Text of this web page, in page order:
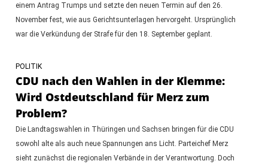
einem Antrag Trumps und setzte den neuen Termin auf den 26.
November fest, wie aus Gerichtsunterlagen hervorgeht. Ursprünglich
war die Verkündung der Strafe für den 18. September geplant.
POLITIK
CDU nach den Wahlen in der Klemme:
Wird Ostdeutschland für Merz zum
Problem?
Die Landtagswahlen in Thüringen und Sachsen bringen für die CDU
sowohl alte als auch neue Spannungen ans Licht. Parteichef Merz
sieht zunächst die regionalen Verbände in der Verantwortung. Doch